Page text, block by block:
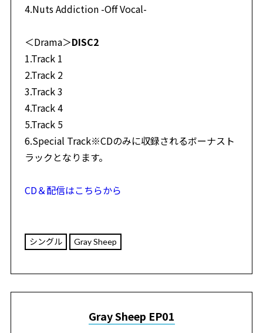
4.Nuts Addiction -Off Vocal-
＜Drama＞DISC2
1.Track 1
2.Track 2
3.Track 3
4.Track 4
5.Track 5
6.Special Track※CDのみに収録されるボーナスト
ラックとなります。
CD＆配信はこちらから
シングル Gray Sheep
Gray Sheep EP01